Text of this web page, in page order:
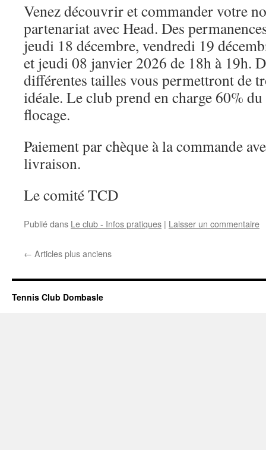
Venez découvrir et commander votre
partenariat avec Head. Des
jeudi 18 décembre, vendredi 19
et jeudi 08 janvier 2026 de 18h à 19h.
différentes tailles vous permettront de
idéale. Le club prend en charge 60%
flocage.
Paiement par chèque à la commande
livraison.
Le comité TCD
Publié dans Le club - Infos pratiques | Laisser un commentaire
← Articles plus anciens
Tennis Club Dombasle